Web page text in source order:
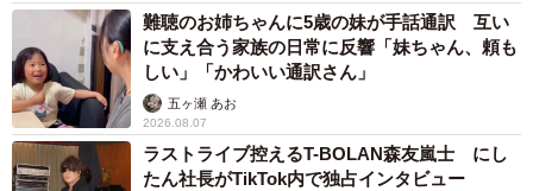
難聴のお姉ちゃんに5歳の妹が手話通訳 互い
に支え合う家族の日常に反響「妹ちゃん、頼も
しい」「かわいい通訳さん」
五ヶ瀬 あお
2026.08.07
ラストライブ控えるT-BOLAN森友嵐士 にし
たん社長がTikTok内で独占インタビュー